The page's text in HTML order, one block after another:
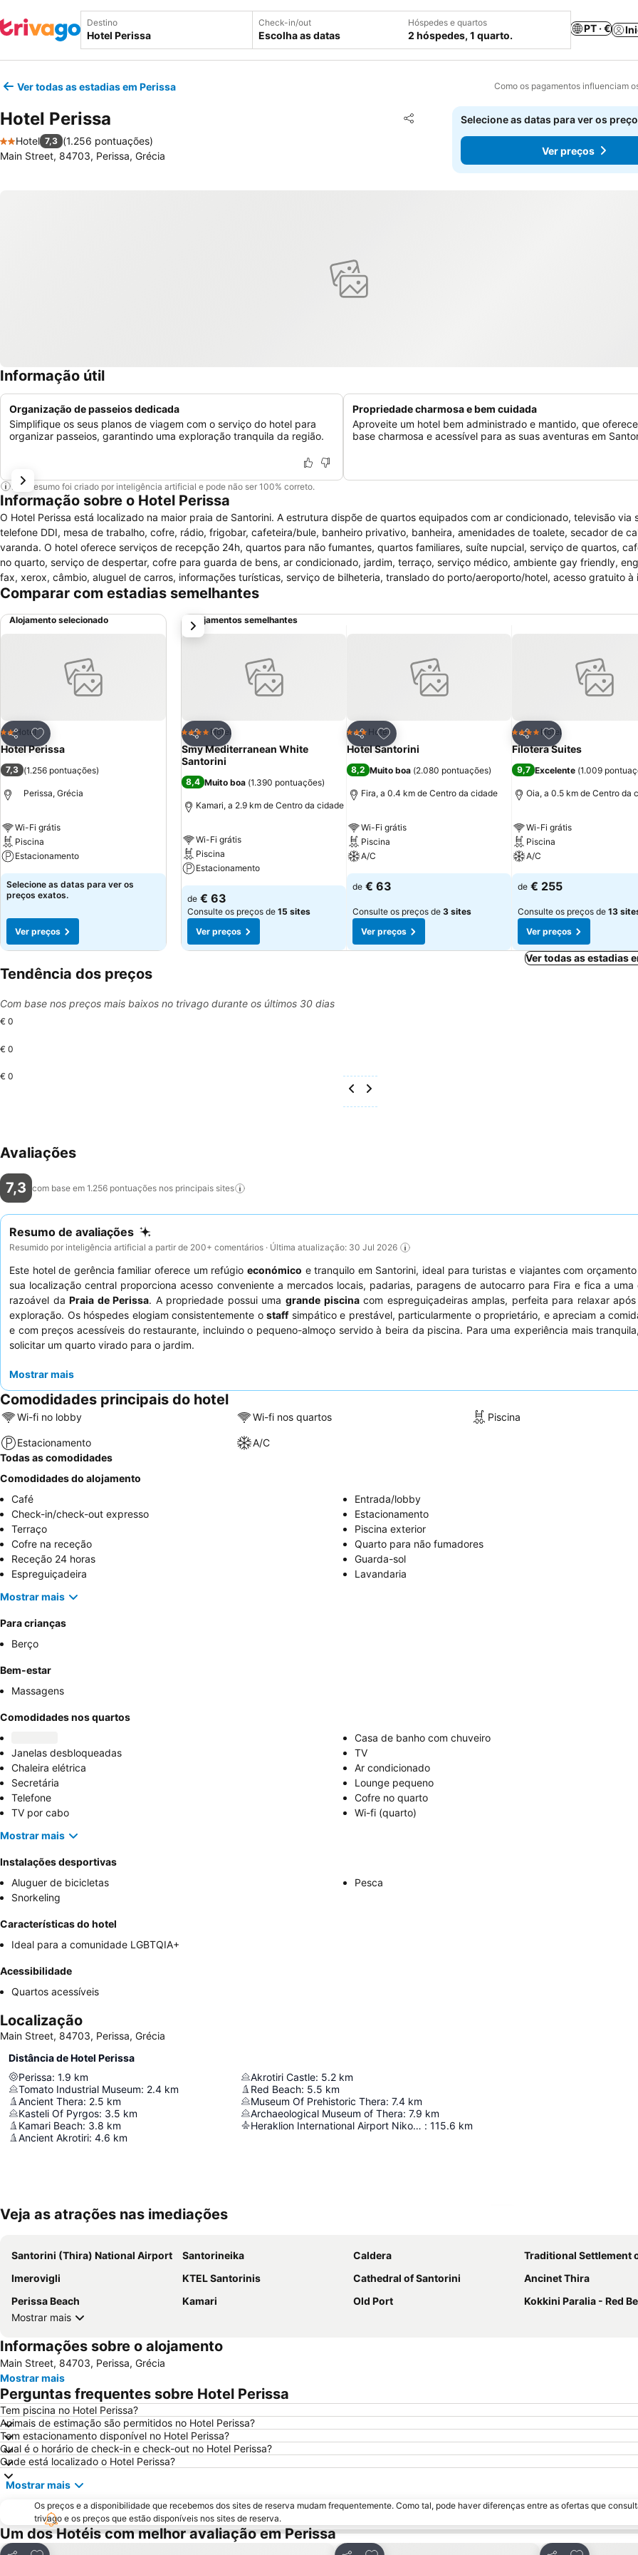
Destino Check-in/out
Escolha as datas
Hóspedes e quartos
2 hóspedes, 1 quarto.
PT · €
Ver todas as estadias em Perissa Como os pagamentos influenciam
Hotel Perissa Partilhar
Adicionar aos favoritos
2 Estrelas
Hotel 7,3 (1.256 pontuações)
Main Street, 84703, Perissa, Grécia
Selecione as datas para ver os
Ver preços
Informação útil
Organização de passeios dedicada
Simplifique os seus planos de viagem com o serviço do hotel para
organizar passeios, garantindo uma exploração tranquila da região.
Propriedade charmosa e bem cuidada
Aproveite um hotel bem administrado e mantido, que
base charmosa e acessível para as suas aventuras em
Este resumo foi criado por inteligência artificial e pode não ser 100% correto.
Informação sobre o Hotel Perissa
O Hotel Perissa está localizado na maior praia de Santorini. A estrutura dispõe de quartos equipados com ar condicionado, televisão via
telefone DDI, mesa de trabalho, cofre, rádio, frigobar, cafeteira/bule, banheiro privativo, banheira, amenidades de toalete, secador de
varanda. O hotel oferece serviços de recepção 24h, quartos para não fumantes, quartos familiares, suíte nupcial, serviço de quartos,
no quarto, serviço de despertar, cofre para guarda de bens, ar condicionado, jardim, terraço, serviço médico, ambiente gay friendly,
fax, xerox, câmbio, aluguel de carros, informações turísticas, serviço de bilheteria, translado do porto/aeroporto/hotel, acesso gratuito à
wireless disponível nas áreas públicas e estacionamento gratuito. Na área de lazer está à disposição do hóspede parquinho e piscina ao
Comparar com estadias semelhantes
Alojamento selecionado
Partilhar
Adicionar aos favoritos
2 Estrelas
Hotel
Hotel Perissa
7,3 (1.256 pontuações)
Perissa, Grécia
Wi-Fi grátis
Piscina
Estacionamento
Selecione as datas para ver os
preços exatos.
Ver preços
Alojamentos semelhantes
Partilhar
Adicionar aos favoritos
4 EstrelasHotel
Smy Mediterranean White
Santorini
8,4 Muito boa (1.390 pontuações)
Kamari, a 2.9 km de Centro da cidade
Wi-Fi grátis
Piscina
Estacionamento
de € 63
Consulte os preços de 15 sites
Ver preços
Partilhar
Adicionar aos favoritos
3 Estrelas
Hotel
Hotel Santorini
8,2 Muito boa (2.080 pontuações)
Fira, a 0.4 km de Centro da cidade
Wi-Fi grátis
Piscina
A/C
de € 63
Consulte os preços de 3 sites
Ver preços
Partilhar
Adicionar aos
4 EstrelasHotel
Filotera Suites
9,7 Excelente (1.009
Oia, a 0.5 km de Centro da
Wi-Fi grátis
Piscina
A/C
de € 255
Consulte os preços de 13
Ver preços
próximo
Ver todas as estadias
Tendência dos preços
Com base nos preços mais baixos no trivago durante os últimos 30 dias
€ 0
€ 0
€ 0
Avaliações
7,3 com base em 1.256 pontuações nos principais sites
Resumo de avaliações
Resumido por inteligência artificial a partir de 200+ comentários · Última atualização: 30 Jul 2026
Este hotel de gerência familiar oferece um refúgio económico e tranquilo em Santorini, ideal para turistas e viajantes com
sua localização central proporciona acesso conveniente a mercados locais, padarias, paragens de autocarro para Fira e fica a uma
razoável daPraia de Perissa. A propriedade possui uma grande piscinacom espreguiçadeiras amplas, perfeita para relaxar
exploração. Os hóspedes elogiam consistentemente ostaffsimpático e prestável, particularmente o proprietário, e apreciam a
e com preços acessíveis do restaurante, incluindo o pequeno-almoço servido à beira da piscina. Para uma experiência mais
solicitar um quarto virado para o jardim.
Mostrar mais
Comodidades principais do hotel
Wi-fi no lobby Wi-fi nos quartos Piscina
Estacionamento
A/C
Todas as comodidades
Comodidades do alojamento
Café
Entrada/lobby
Check-in/check-out expresso
Estacionamento
Terraço
Piscina exterior
Cofre na receção
Quarto para não fumadores
Receção 24 horas
Guarda-sol
Espreguiçadeira
Lavandaria
Mostrar mais
Para crianças
Berço
Bem-estar
Massagens
Comodidades nos quartos
Casa de banho com chuveiro
Janelas desbloqueadas
TV
Chaleira elétrica
Ar condicionado
Secretária
Lounge pequeno
Telefone
Cofre no quarto
TV por cabo
Wi-fi (quarto)
Mostrar mais
Instalações desportivas
Aluguer de bicicletas
Pesca
Snorkeling
Características do hotel
Ideal para a comunidade LGBTQIA+
Acessibilidade
Quartos acessíveis
Localização
Main Street, 84703, Perissa, Grécia
Distância de Hotel Perissa
Perissa: 1.9 km
Tomato Industrial Museum: 2.4 km
Ancient Thera: 2.5 km
Kasteli Of Pyrgos: 3.5 km
Kamari Beach: 3.8 km
Ancient Akrotiri: 4.6 km
Akrotiri Castle: 5.2 km
Red Beach: 5.5 km
Museum Of Prehistoric Thera: 7.4 km
Archaeological Museum of Thera: 7.9 km
Heraklion International Airport Nikos Kazantzakis : 115.6 km
Veja as atrações nas imediações
Santorini (Thira) National Airport Santorineika Caldera
Traditional Settlement
Imerovigli
KTEL Santorinis Cathedral of Santorini
Ancinet Thira
Perissa Beach
Kamari Old Port
Kokkini Paralia - Red
Mostrar mais
Informações sobre o alojamento
Main Street, 84703, Perissa, Grécia
Mostrar mais
Perguntas frequentes sobre Hotel Perissa
Tem piscina no Hotel Perissa?
Animais de estimação são permitidos no Hotel Perissa?
Tem estacionamento disponível no Hotel Perissa?
Qual é o horário de check-in e check-out no Hotel Perissa?
Onde está localizado o Hotel Perissa?
Mostrar mais
Os preços e a disponibilidade que recebemos dos sites de reserva mudam frequentemente. Como tal, pode haver diferenças entre as ofertas que
trivago e os preços que estão disponíveis nos sites de reserva.
Um dos Hotéis com melhor avaliação em Perissa